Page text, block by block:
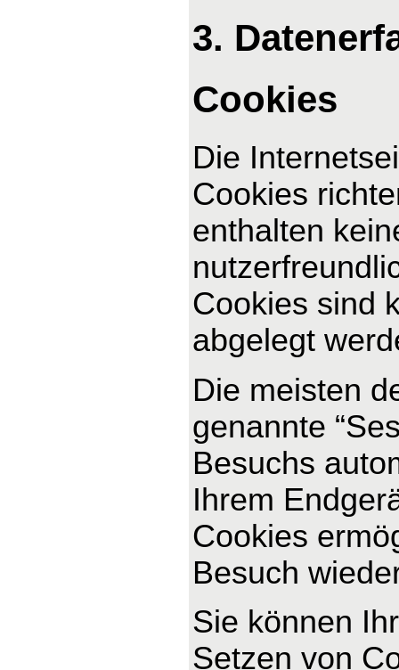
3.
Cookies
Die
Cookies
enthalten
Cookies sind
abgelegt
Die meisten
genannte
Besuchs
Ihrem
Cookies
Besuch
Sie können
Setzen von